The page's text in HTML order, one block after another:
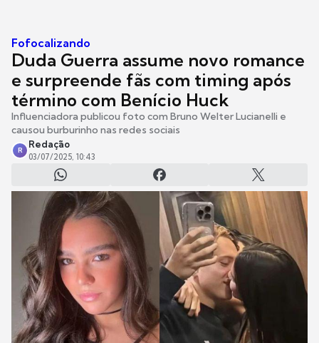
Fofocalizando
Duda Guerra assume novo romance
e surpreende fãs com timing após
término com Benício Huck
Influenciadora publicou foto com Bruno Welter Lucianelli e
causou burburinho nas redes sociais
R
Redação
03/07/2025, 10:43